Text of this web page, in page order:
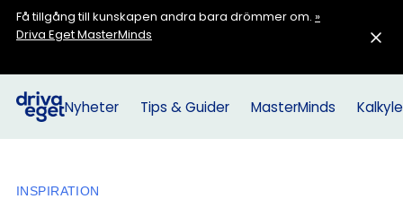
Få tillgång till kunskapen andra bara drömmer om. »
Driva Eget MasterMinds
Nyheter Tips & Guider MasterMinds
INSPIRATION